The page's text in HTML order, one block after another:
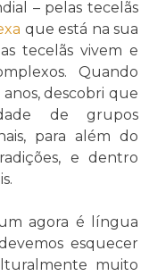
– pelas tecelãs
que está na sua
tecelãs vivem e
Quando
descobri que
de grupos
para além do
e dentro
agora é língua
esquecer
muito